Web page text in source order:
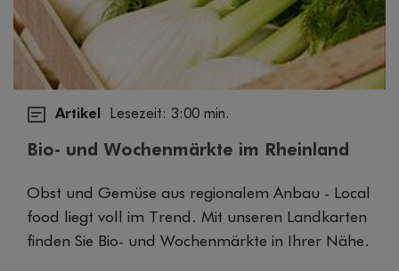
Artikel Lesezeit: 3:00 min.
Bio- und Wochenmärkte im Rheinland
Obst und Gemüse aus regionalem Anbau - Local
food liegt voll im Trend. Mit unseren Landkarten
finden Sie Bio- und Wochenmärkte in Ihrer Nähe.